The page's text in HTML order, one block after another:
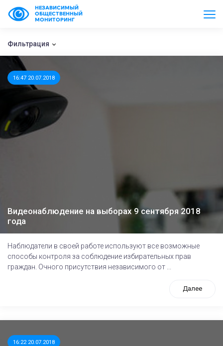
НЕЗАВИСИМЫЙ
ОБЩЕСТВЕННЫЙ
МОНИТОРИНГ
Фильтрация
16:47 20.07.2018
Видеонаблюдение на выборах 9 сентября 2018
года
Наблюдатели в своей работе используют все возможные
способы контроля за соблюдение избирательных прав
граждан. Очного присутствия независимого от ...
Далее
16:22 20.07.2018